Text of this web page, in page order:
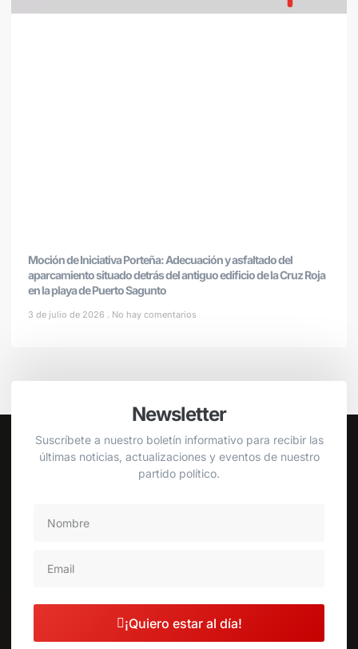
Moción de Iniciativa Porteña: Adecuación y asfaltado del
aparcamiento situado detrás del antiguo edificio de la Cruz Roja
en la playa de Puerto Sagunto
3 de julio de 2026 No hay comentarios
Newsletter
Suscríbete a nuestro boletín informativo para recibir las
últimas noticias, actualizaciones y eventos de nuestro
partido político.
¡Quiero estar al día!